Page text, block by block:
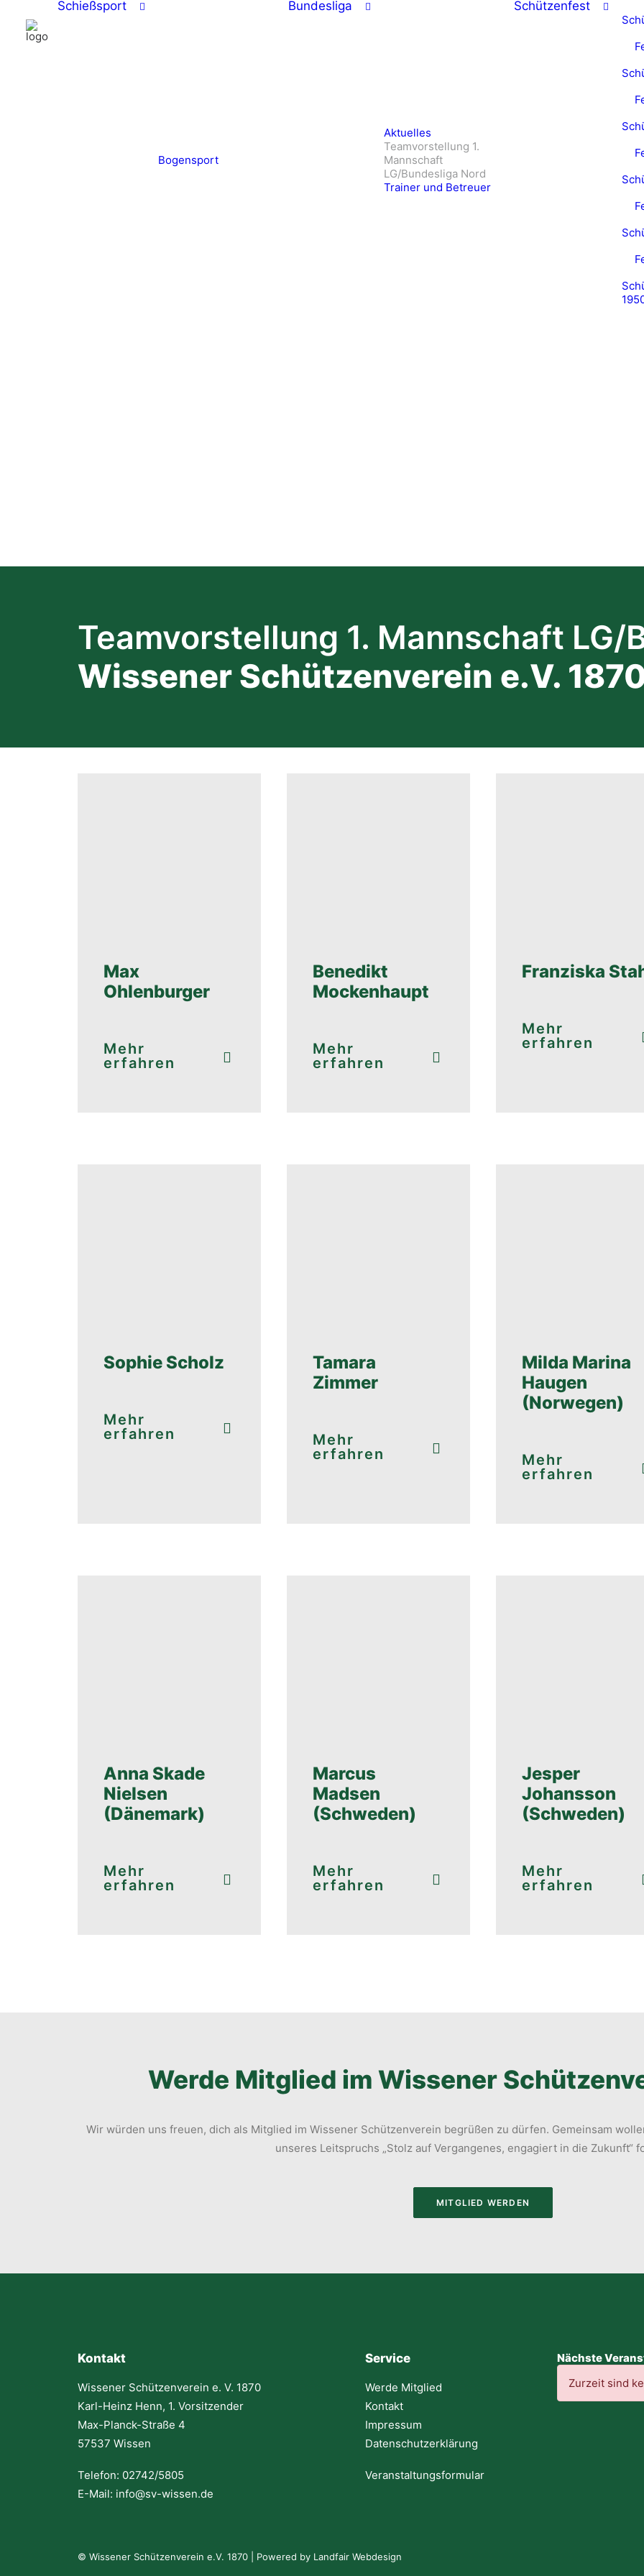
Schießsport
Bogensport
Bundesliga
Aktuelles
Teamvorstellung 1.
Mannschaft
LG/Bundesliga Nord
Trainer und Betreuer
Schützenfest
Teamvorstellung 1. Mannschaft LG/
Wissener Schützenverein e.V.
Max
Ohlenburger
Mehr
erfahren
Benedikt
Mockenhaupt
Mehr
erfahren
Franziska
Mehr
erfahren
Sophie Scholz
Mehr
erfahren
Tamara
Zimmer
Mehr
erfahren
Milda Marina
Haugen
(Norwegen)
Mehr
erfahren
Anna Skade
Nielsen
(Dänemark)
Mehr
erfahren
Marcus
Madsen
(Schweden)
Mehr
erfahren
Jesper
Johansson
(Schweden)
Mehr
erfahren
Werde Mitglied im Wissener
Wir würden uns freuen, dich als Mitglied im Wissener Schützenverein begrüßen zu dürfen. Gemeinsam
unseres Leitspruchs „Stolz auf Vergangenes, engagiert in die Zukunft“
MITGLIED WERDEN
Kontakt
Wissener Schützenverein e. V. 1870
Karl-Heinz Henn, 1. Vorsitzender
Max-Planck-Straße 4
57537 Wissen
Telefon: 02742/5805
E-Mail: info@sv-wissen.de
Service
Werde Mitglied
Kontakt
Impressum
Datenschutzerklärung
Veranstaltungsformular
Nächste
Zurzeit sind
© Wissener Schützenverein e.V. 1870 | Powered by Landfair Webdesign